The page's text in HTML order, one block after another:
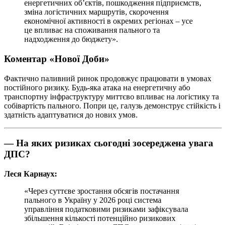
енергетичних об’єктів, пошкодження підприємств,
зміна логістичних маршрутів, скорочення
економічної активності в окремих регіонах – усе
це впливає на споживання пального та
надходження до бюджету».
Коментар «Нової Доби»
Фактично паливний ринок продовжує працювати в умовах
постійного ризику. Будь-яка атака на енергетичну або
транспортну інфраструктуру миттєво впливає на логістику та
собівартість пального. Попри це, галузь демонструє стійкість і
здатність адаптуватися до нових умов.
— На яких ризиках сьогодні зосереджена увага
ДПС?
Леся Карнаух:
«Через суттєве зростання обсягів постачання
пального в Україну у 2026 році система
управління податковими ризиками зафіксувала
збільшення кількості потенційно ризикових